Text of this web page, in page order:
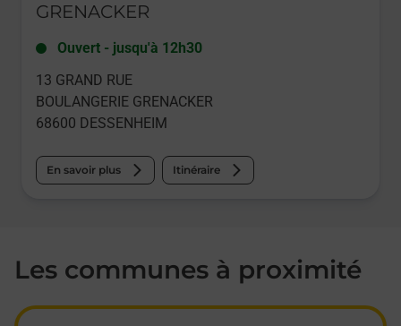
GRENACKER
Ouvert - jusqu'à 12h30
13 GRAND RUE
BOULANGERIE GRENACKER
68600 DESSENHEIM
En savoir plus Itinéraire
Les communes à proximité